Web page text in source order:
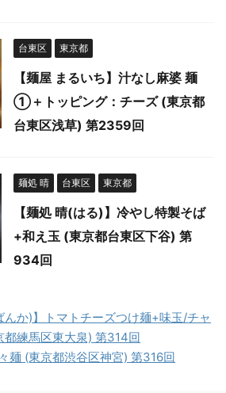
台東区 東京都
【麺屋 まるいち】汁なし麻婆 麺
①＋トッピング：チーズ (東京都
台東区浅草) 第2359回
麺処 晴 台東区 東京都
【麺処 晴(はる)】冷やし特製そば
+和え玉 (東京都台東区下谷) 第
934回
んか)】トマトチーズつけ麺+味玉/チャ
都練馬区東大泉) 第314回
麺 (東京都渋谷区神宮) 第316回